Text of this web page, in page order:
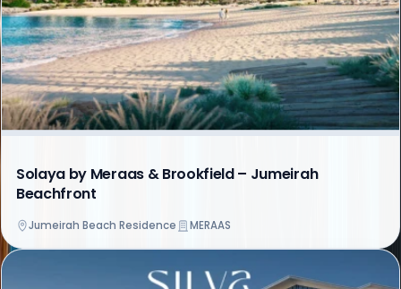
Solaya by Meraas & Brookfield – Jumeirah
Beachfront
Jumeirah Beach Residence MERAAS